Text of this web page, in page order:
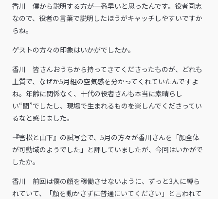
香川 僕から説明する方が一番早いと思ったんです。役者同志
なので、役者の言葉で説明したほうがキャッチしやすいですか
らね。
――ゲストの方々の印象はいかがでしたか。
香川 皆さんおうちから持ってきてくださったものが、どれも
上質で、なぜか5月組の空気感を分かってくれていたんですよ
ね。年齢に関係なく、十代の役者さんも本当に素晴らし
い“間”でしたし、現場で生まれるものを楽しんでくださってい
るなと感じました。
――『宮松と山下』の試写会で、5月の方々が香川さんを「顔全体
が可動域のようでした」と評していましたが、今回はいかがで
したか。
香川 前回は僕の顔を稼働させないように、ずっと3人に縛ら
れていて、「顔を動かさずに普通にいてください」と言われて